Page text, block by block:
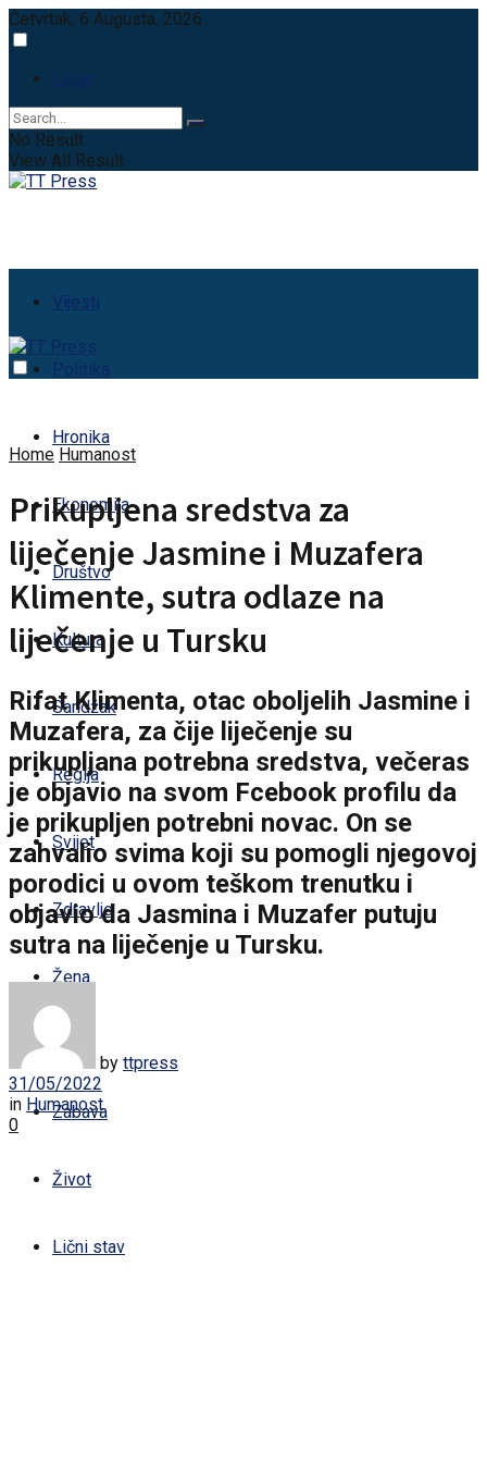
Četvrtak, 6 Augusta, 2026
Login
No Result
View All Result
Vijesti
Politika
Hronika
Ekonomija
Društvo
Kultura
Sandžak
Regija
Svijet
Zdravlje
Žena
Sport
Zabava
Život
Lični stav
Home Humanost
Prikupljena sredstva za
liječenje Jasmine i Muzafera
Klimente, sutra odlaze na
liječenje u Tursku
Rifat Klimenta, otac oboljelih Jasmine i
Muzafera, za čije liječenje su
prikupljana potrebna sredstva, večeras
je objavio na svom Fcebook profilu da
je prikupljen potrebni novac. On se
zahvalio svima koji su pomogli njegovoj
porodici u ovom teškom trenutku i
objavio da Jasmina i Muzafer putuju
sutra na liječenje u Tursku.
by ttpress
31/05/2022
in Humanost
0